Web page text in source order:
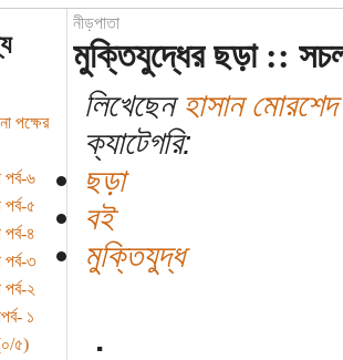
পক্ষের
৬
৫
৪
৩
২
১
৫)
নীড়পাতা
মুক্তিযুদ্ধের ছড়া ::
লিখেছেনহাসান মোরশেদ
ক্যাটেগরি:
ছড়া
বই
মুক্তিযুদ্ধ
.